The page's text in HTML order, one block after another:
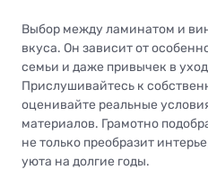
Выбор между ламинатом и
вкуса. Он зависит от
семьи и даже привычек в
Прислушивайтесь к
оценивайте реальные
материалов. Грамотно
не только преобразит
уюта на долгие годы.